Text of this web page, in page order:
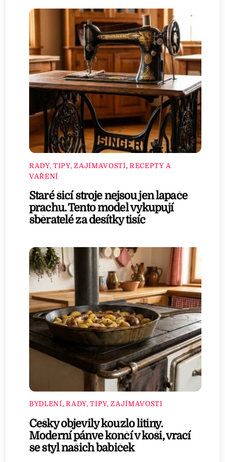
RADY, TIPY, ZAJÍMAVOSTI, RECEPTY A
VAŘENÍ
Staré šicí stroje nejsou jen lapače
prachu. Tento model vykupují
sběratelé za desítky tisíc
BYDLENÍ,RADY, TIPY, ZAJÍMAVOSTI
Češky objevily kouzlo litiny.
Moderní pánve končí v koši, vrací
se styl našich babiček